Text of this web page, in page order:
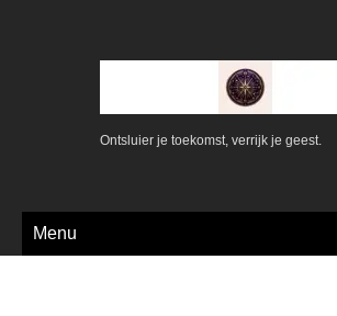
Ontsluier je toekomst, verrijk je geest.
Menu